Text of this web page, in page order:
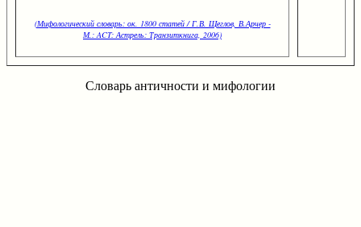
(Мифологический словарь: ок. 1800 статей / Г.В. Щеглов, В.Арчер -
М.: ACT: Астрель: Транзиткнига, 2006)
Словарь античности и мифологии